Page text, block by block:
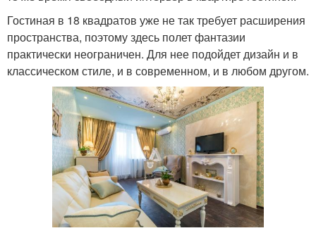
Гостиная в 18 квадратов уже не так требует расширения
пространства, поэтому здесь полет фантазии
практически неограничен. Для нее подойдет дизайн и в
классическом стиле, и в современном, и в любом другом.